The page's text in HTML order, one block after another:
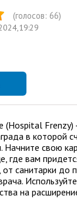
(голосов: 66)
(Hospital Frenzy)
в которой
Начните свою
где вам
санитарки до
Используйте
на